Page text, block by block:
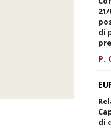
di
P.
di